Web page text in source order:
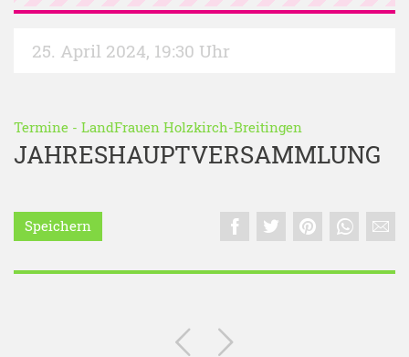
25. April 2024, 19:30 Uhr
Termine - LandFrauen Holzkirch-Breitingen
JAHRESHAUPTVERSAMMLUNG
Speichern